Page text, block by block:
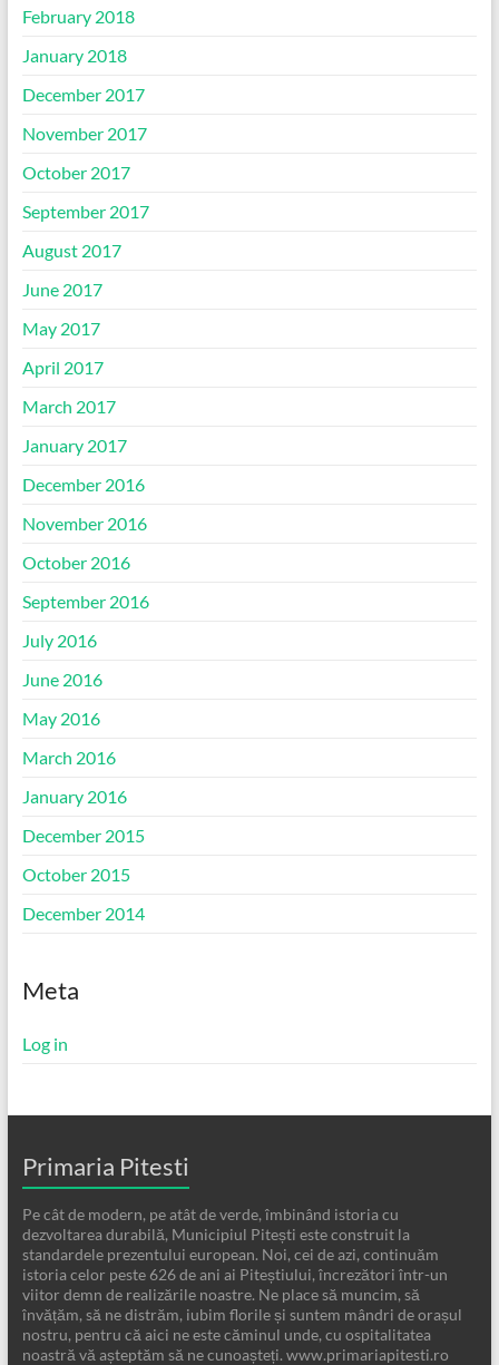
February 2018
January 2018
December 2017
November 2017
October 2017
September 2017
August 2017
June 2017
May 2017
April 2017
March 2017
January 2017
December 2016
November 2016
October 2016
September 2016
July 2016
June 2016
May 2016
March 2016
January 2016
December 2015
October 2015
December 2014
Meta
Log in
Primaria Pitesti
Pe cât de modern, pe atât de verde, îmbinând istoria cu
dezvoltarea durabilă, Municipiul Pitești este construit la
standardele prezentului european. Noi, cei de azi, continuăm
istoria celor peste 626 de ani ai Piteștiului, încrezători într-un
viitor demn de realizările noastre. Ne place să muncim, să
învățăm, să ne distrăm, iubim florile și suntem mândri de orașul
nostru, pentru că aici ne este căminul unde, cu ospitalitatea
noastră vă așteptăm să ne cunoașteți. www.primariapitesti.ro